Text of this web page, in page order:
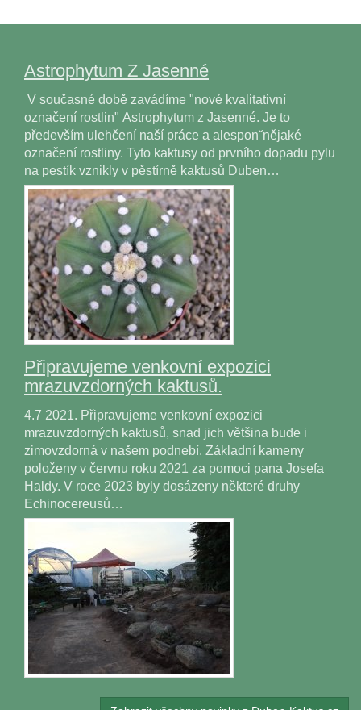
Astrophytum Z Jasenné
V současné době zavádíme "nové kvalitativní
označení rostlin" Astrophytum z Jasenné. Je to
především ulehčení naší práce a alesponˇnějaké
označení rostliny. Tyto kaktusy od prvního dopadu pylu
na pestík vznikly v pěstírně kaktusů Duben…
Připravujeme venkovní expozici
mrazuvzdorných kaktusů.
4.7 2021. Připravujeme venkovní expozici
mrazuvzdorných kaktusů, snad jich většina bude i
zimovzdorná v našem podnebí. Základní kameny
položeny v červnu roku 2021 za pomoci pana Josefa
Haldy. V roce 2023 byly dosázeny některé druhy
Echinocereusů…